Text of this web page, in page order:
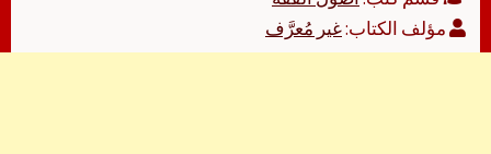
مؤلف الكتاب:غير مُعرَّف